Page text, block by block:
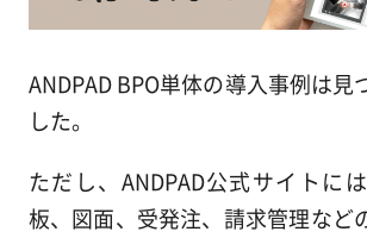
ANDPAD BPO単体の導入事例は見
した。
ただし、ANDPAD公式サイトに
板、図面、受発注、請求管理など